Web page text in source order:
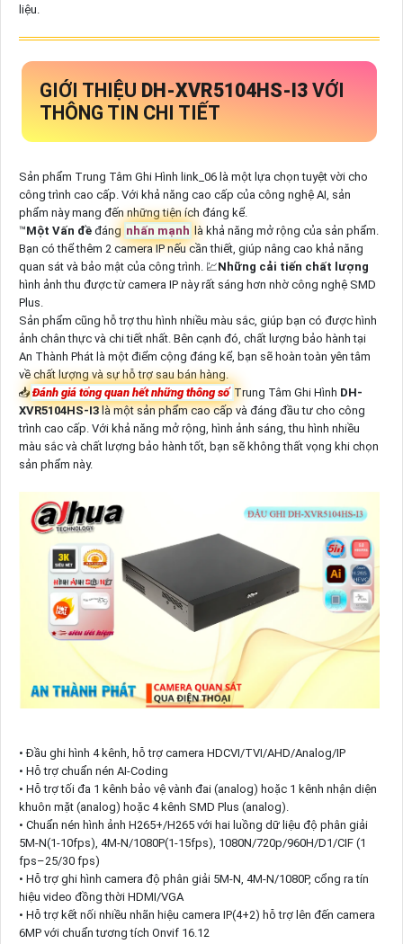
liệu.
GIỚI THIỆU DH-XVR5104HS-I3 VỚI
THÔNG TIN CHI TIẾT
Sản phẩm Trung Tâm Ghi Hình link_06 là một lựa chọn tuyệt vời cho
công trình cao cấp. Với khả năng cao cấp của công nghệ AI, sản
phẩm này mang đến những tiện ích đáng kể.
™️Một Vấn đềđáng nhấn mạnh
là khả năng mở rộng của sản phẩm.
Bạn có thể thêm 2 camera IP nếu cần thiết, giúp nâng cao khả năng
quan sát và bảo mật của công trình. 💹Những cải tiến chất lượng
hình ảnh thu được từ camera IP này rất sáng hơn nhờ công nghệ SMD
Plus.
Sản phẩm cũng hỗ trợ thu hình nhiều màu sắc, giúp bạn có được hình
ảnh chân thực và chi tiết nhất. Bên cạnh đó, chất lượng bảo hành tại
An Thành Phát là một điểm cộng đáng kể, bạn sẽ hoàn toàn yên tâm
về chất lượng và sự hỗ trợ sau bán hàng.
📥 Đánh giá tổng quan hết những thông số Trung Tâm Ghi Hình DH-
XVR5104HS-I3là một sản phẩm cao cấp và đáng đầu tư cho công
trình cao cấp. Với khả năng mở rộng, hình ảnh sáng, thu hình nhiều
màu sắc và chất lượng bảo hành tốt, bạn sẽ không thất vọng khi chọn
sản phẩm này.
• Đầu ghi hình 4 kênh, hỗ trợ camera HDCVI/TVI/AHD/Analog/IP
• Hỗ trợ chuẩn nén AI-Coding
• Hỗ trợ tối đa 1 kênh bảo vệ vành đai (analog) hoặc 1 kênh nhận diện
khuôn mặt (analog) hoặc 4 kênh SMD Plus (analog).
• Chuẩn nén hình ảnh H265+/H265 với hai luồng dữ liệu độ phân giải
5M-N(1-10fps), 4M-N/1080P(1-15fps), 1080N/720p/960H/D1/CIF (1
fps–25/30 fps)
• Hỗ trợ ghi hình camera độ phân giải 5M-N, 4M-N/1080P, cổng ra tín
hiệu video đồng thời HDMI/VGA
• Hỗ trợ kết nối nhiều nhãn hiệu camera IP(4+2) hỗ trợ lên đến camera
6MP với chuẩn tương tích Onvif 16.12